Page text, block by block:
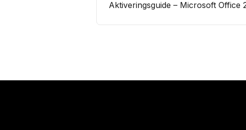
Aktiveringsguide – Microsoft Office